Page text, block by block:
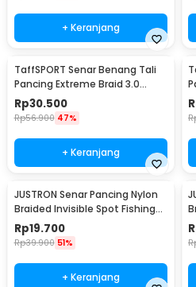
+ Keranjang
TaffSPORT Senar Benang Tali
Pancing Extreme Braid 3.0
300M - FM-PEL
Rp30.500
Rp56.900 47%
+ Keranjang
JUSTRON Senar Pancing Nylon
Braided Invisible Spot Fishing
Line 500M 0.6 - DPLS
Rp19.700
Rp39.900 51%
+ Keranjang